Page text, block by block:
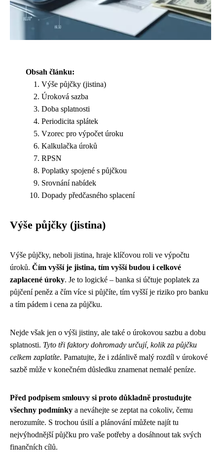
Obsah článku:
Výše půjčky (jistina)
Úroková sazba
Doba splatnosti
Periodicita splátek
Vzorec pro výpočet úroku
Kalkulačka úroků
RPSN
Poplatky spojené s půjčkou
Srovnání nabídek
Dopady předčasného splacení
Výše půjčky (jistina)
Výše půjčky, neboli jistina, hraje klíčovou roli ve výpočtu
úroků. Čím vyšší je jistina, tím vyšší budou i celkové
zaplacené úroky. Je to logické – banka si účtuje poplatek za
půjčení peněz a čím více si půjčíte, tím vyšší je riziko pro banku
a tím pádem i cena za půjčku.
Nejde však jen o výši jistiny, ale také o úrokovou sazbu a dobu
splatnosti. Tyto tři faktory dohromady určují, kolik za půjčku
celkem zaplatíte. Pamatujte, že i zdánlivě malý rozdíl v úrokové
sazbě může v konečném důsledku znamenat nemalé peníze.
Před podpisem smlouvy si proto důkladně prostudujte
všechny podmínky a neváhejte se zeptat na cokoliv, čemu
nerozumíte. S trochou úsilí a plánování můžete najít tu
nejvýhodnější půjčku pro vaše potřeby a dosáhnout tak svých
finančních cílů.